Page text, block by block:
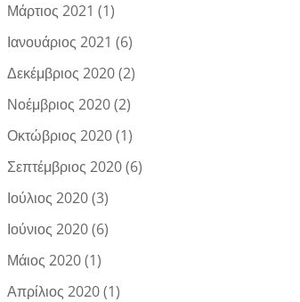
Μάρτιος 2021 (1)
Ιανουάριος 2021 (6)
Δεκέμβριος 2020(2)
Νοέμβριος 2020(2)
Οκτώβριος 2020(1)
Σεπτέμβριος 2020(6)
Ιούλιος 2020(3)
Ιούνιος 2020(6)
Μάιος 2020(1)
Απρίλιος 2020(1)